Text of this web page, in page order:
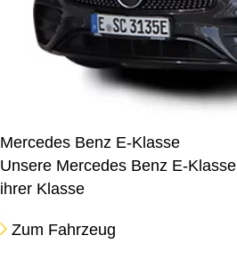
Mercedes Benz E-Klasse
Unsere Mercedes Benz E-
ihrer Klasse
Zum Fahrzeug